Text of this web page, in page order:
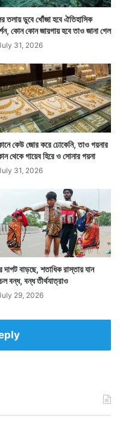
করা হয়। সেখানে তাঁর
বলেন। চিকিৎসকেরা
ব্যর্থ হন। মৃত্যু হয়
পর দিন গর্ভনিরোধক
তলায় ডুবে খোঁজা হবে ঐতিহাসিক
কোন কোন জায়গায় হবে তাও জানা গেল
31, 2026
কেউ জোর করে ঢোকেনি, তাও গয়নার
থেকে গায়েব হিরে ও সোনার গয়না
31, 2026
দাপট বাড়ছে, শতাধিক রাস্তায় যান
বন্ধ, বন্ধ তীর্থযাত্রাও
29, 2026